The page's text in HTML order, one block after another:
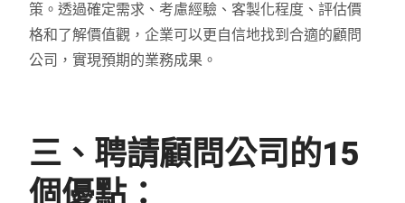
策。透過確定需求、考慮經驗、客製化程度、評估價
格和了解價值觀，企業可以更自信地找到合適的顧問
公司，實現預期的業務成果。
三、聘請顧問公司的15
個優點：